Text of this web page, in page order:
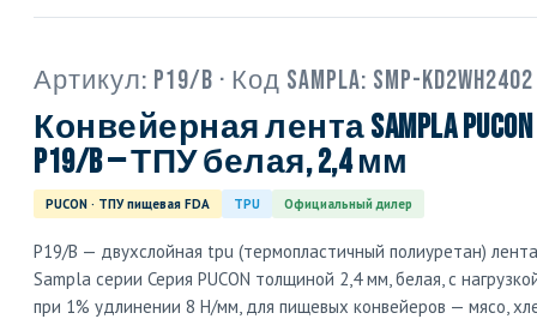
Артикул: P19/B · Код Sampla: SMP-KD2WH2402
Конвейерная лента Sampla PUCON
P19/B — ТПУ белая, 2,4 мм
PUCON · ТПУ пищевая FDA TPU Официальный дилер
P19/B — двухслойная tpu (термопластичный полиуретан) лента
Sampla серии Серия PUCON толщиной 2,4 мм, белая, с
при 1% удлинении 8 Н/мм, для пищевых конвейеров — мясо,